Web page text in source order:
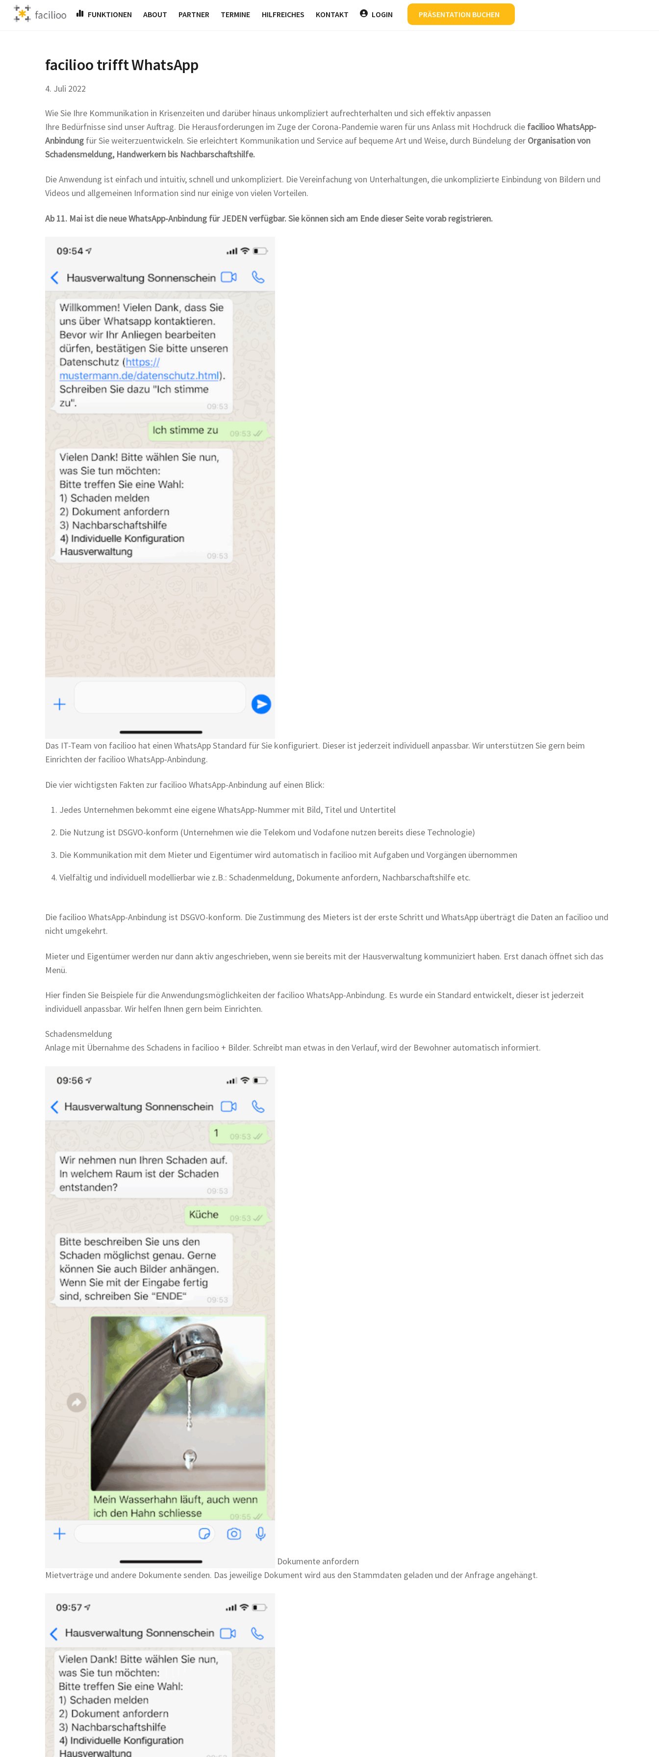
Skip
FUNKTIONEN ABOUT PARTNER TERMINE HILFREICHES KONTAKT LOGIN PRÄSENTATION BUCHEN
facilioo trifft WhatsApp
4. Juli 2022
Wie Sie Ihre Kommunikation in Krisenzeiten und darüber hinaus unkompliziert aufrechterhalten und sich effektiv anpassen
Ihre Bedürfnisse sind unser Auftrag. Die Herausforderungen im Zuge der Corona-Pandemie waren für uns Anlass mit Hochdruck die facilioo WhatsApp-
Anbindung für Sie weiterzuentwickeln. Sie erleichtert Kommunikation und Service auf bequeme Art und Weise, durch Bündelung der Organisation von
Schadensmeldung, Handwerkern bis Nachbarschaftshilfe.
Die Anwendung ist einfach und intuitiv, schnell und unkompliziert. Die Vereinfachung von Unterhaltungen, die unkomplizierte Einbindung von Bildern und
Videos und allgemeinen Information sind nur einige von vielen Vorteilen.
Ab 11. Mai ist die neue WhatsApp-Anbindung für JEDEN verfügbar. Sie können sich am Ende dieser Seite vorab registrieren.
Das IT-Team von facilioo hat einen WhatsApp Standard für Sie konfiguriert. Dieser ist jederzeit individuell anpassbar. Wir unterstützen Sie gern beim
Einrichten der facilioo WhatsApp-Anbindung.
Die vier wichtigsten Fakten zur facilioo WhatsApp-Anbindung auf einen Blick:
Jedes Unternehmen bekommt eine eigene WhatsApp-Nummer mit Bild, Titel und Untertitel
Die Nutzung ist DSGVO-konform (Unternehmen wie die Telekom und Vodafone nutzen bereits diese Technologie)
Die Kommunikation mit dem Mieter und Eigentümer wird automatisch in facilioo mit Aufgaben und Vorgängen übernommen
Vielfältig und individuell modellierbar wie z.B.: Schadenmeldung, Dokumente anfordern, Nachbarschaftshilfe etc.
Die facilioo WhatsApp-Anbindung ist DSGVO-konform. Die Zustimmung des Mieters ist der erste Schritt und WhatsApp überträgt die Daten an facilioo und
nicht umgekehrt.
Mieter und Eigentümer werden nur dann aktiv angeschrieben, wenn sie bereits mit der Hausverwaltung kommuniziert haben. Erst danach öffnet sich das
Menü.
Hier finden Sie Beispiele für die Anwendungsmöglichkeiten der facilioo WhatsApp-Anbindung. Es wurde ein Standard entwickelt, dieser ist jederzeit
individuell anpassbar. Wir helfen Ihnen gern beim Einrichten.
Schadensmeldung
Anlage mit Übernahme des Schadens in facilioo + Bilder. Schreibt man etwas in den Verlauf, wird der Bewohner automatisch informiert.
Dokumente anfordern
Mietverträge und andere Dokumente senden. Das jeweilige Dokument wird aus den Stammdaten geladen und der Anfrage angehängt.